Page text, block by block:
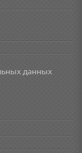
данных